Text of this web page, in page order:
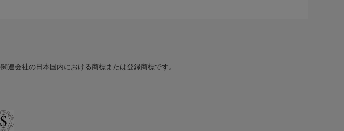
連会社の日本国内における商標または登録商標です。